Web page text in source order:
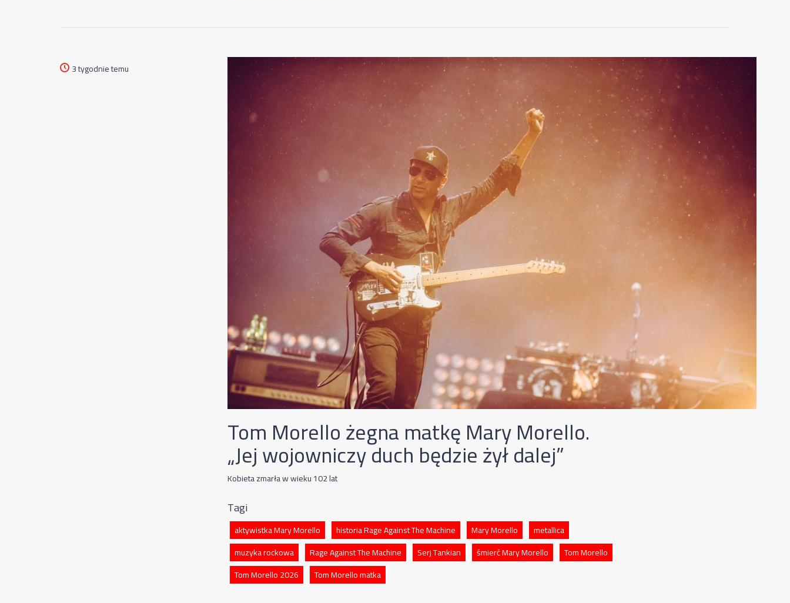
3 tygodnie temu
Tom Morello żegna matkę Mary Morello.
„Jej wojowniczy duch będzie żył dalej”
Kobieta zmarła w wieku 102 lat
Tagi
aktywistka Mary Morello historia Rage Against The Machine Mary Morello
metallica
muzyka rockowa
Rage Against The Machine Serj Tankian śmierć Mary Morello
Tom Morello
Tom Morello 2026
Tom Morello matka